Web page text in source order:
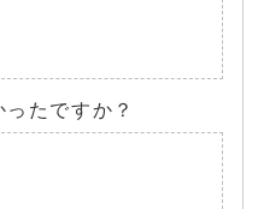
たですか？